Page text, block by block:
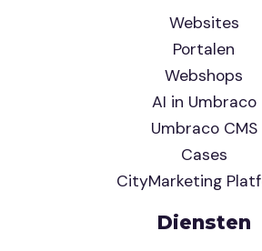
Websites
Portalen
Webshops
AI in Umbraco
Umbraco CMS
Cases
CityMarketing
Diensten